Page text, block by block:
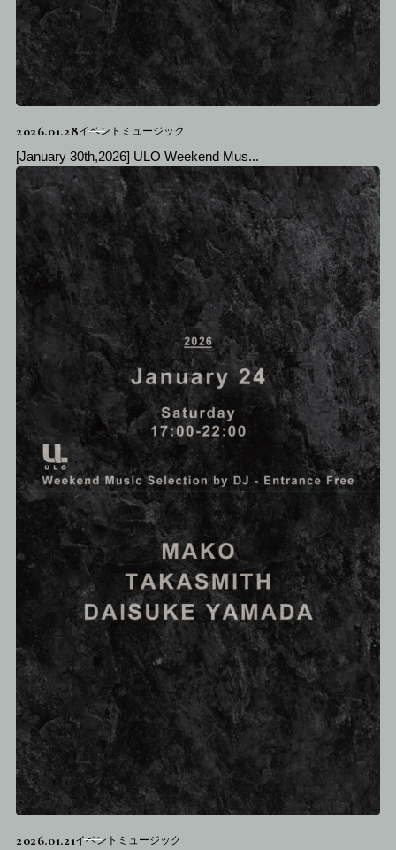
2026.01.28イベントミュージック
[January 30th,2026] ULO Weekend Mus...
2026.01.21イベントミュージック